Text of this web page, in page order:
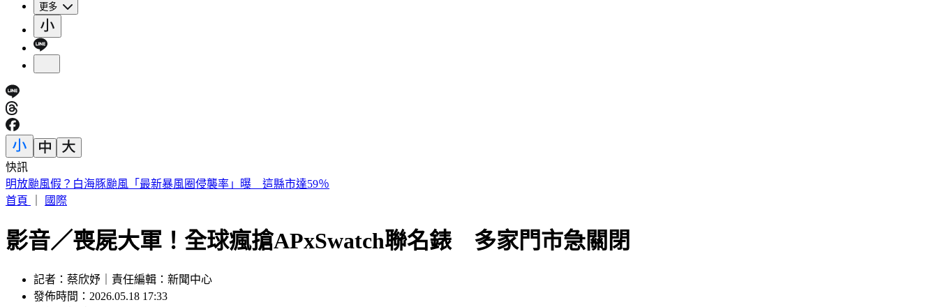
更多
快訊
明放颱風假？白海豚颱風「最新暴風圈侵襲率」曝 這縣市達59％
首頁
國際
影音／喪屍大軍！全球瘋搶APxSwatch聯名錶 多家門市急關閉
記者：蔡欣妤｜責任編輯：新聞中心
發佈時間：2026.05.18 17:33